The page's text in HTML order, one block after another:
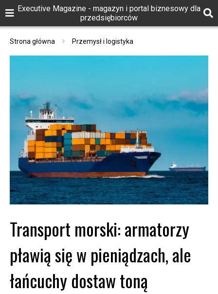
Executive Magazine - magazyn i portal biznesowy dla
przedsiębiorców
Strona główna Przemysł i logistyka
Transport morski: armatorzy
pławią się w pieniądzach, ale
łańcuchy dostaw toną